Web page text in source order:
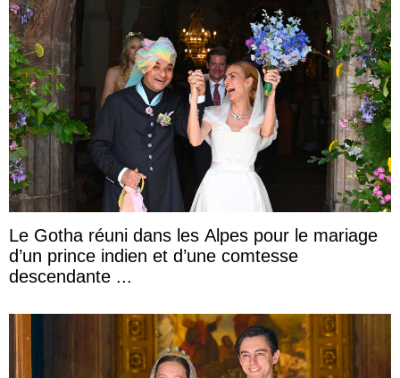
Le Gotha réuni dans les Alpes pour le mariage
d’un prince indien et d’une comtesse
descendante ...